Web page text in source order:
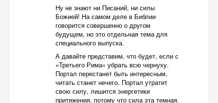
Ну не знают ни Писаний, ни силы
Божией! На самом деле в Библии
говорится совершенно о другом
будущем, но это отдельная тема для
специального выпуска.
А давайте представим, что будет, если с
«Третьего Рима» убрать всю чернуху.
Портал перестанет быть интересным,
читать станет нечего. Портал утратит
свою силу, лишится энергетики
притяжения, потому что сила эта темная.